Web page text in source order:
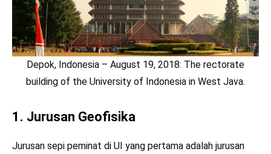
Depok, Indonesia – August 19, 2018: The rectorate
building of the University of Indonesia in West Java.
1. Jurusan Geofisika
Jurusan sepi peminat di UI yang pertama adalah jurusan